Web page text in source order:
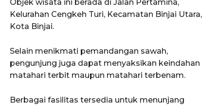
Objek wisata ini berada di Jalan Pertamina,
Kelurahan Cengkeh Turi, Kecamatan Binjai Utara,
Kota Binjai.
Selain menikmati pemandangan sawah,
pengunjung juga dapat menyaksikan keindahan
matahari terbit maupun matahari terbenam.
Berbagai fasilitas tersedia untuk menunjang